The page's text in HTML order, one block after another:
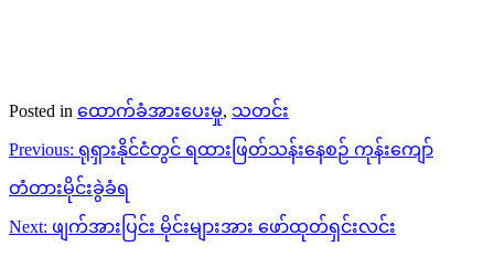
Posted in ထောက်ခံအားပေးမှု, သတင်း
Post
navigation
Previous: ရုရှားနိုင်ငံတွင် ရထားဖြတ်သန်းနေစဉ် ကုန်းကျော်
တံတားမိုင်းခွဲခံရ
Next: ဖျက်အားပြင်း မိုင်းများအား ဖော်ထုတ်ရှင်းလင်း